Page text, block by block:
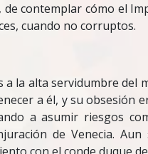
contemplar cómo el
cuando no corruptos.
a la alta servidumbre del
a él, y su obsesión
a asumir riesgos
de Venecia. Aun